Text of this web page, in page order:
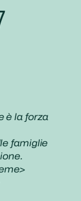
è la forza
famiglie